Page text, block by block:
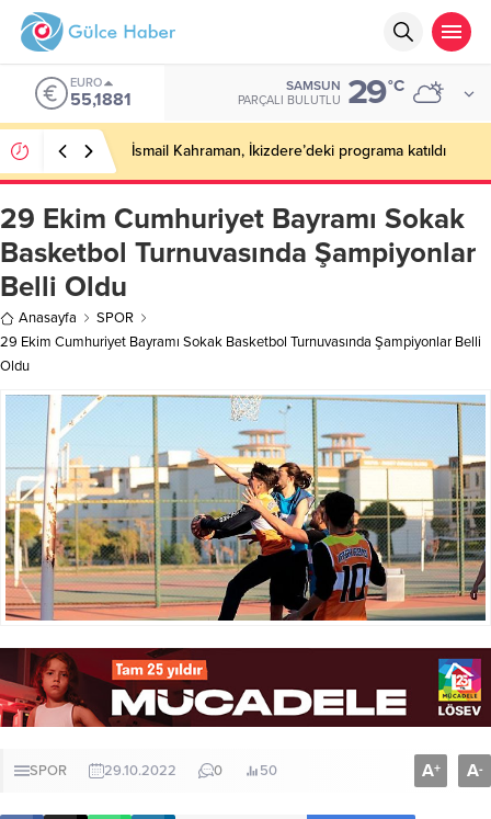
EURO
55,1881
SAMSUN
PARÇALI BULUTLU 29°C
İsmail Kahraman, İkizdere’deki programa katıldı
29 Ekim Cumhuriyet Bayramı Sokak
Basketbol Turnuvasında Şampiyonlar
Belli Oldu
Anasayfa
SPOR
29 Ekim Cumhuriyet Bayramı Sokak Basketbol Turnuvasında Şampiyonlar Belli
Oldu
SPOR 29.10.2022 0 50 A+ A-